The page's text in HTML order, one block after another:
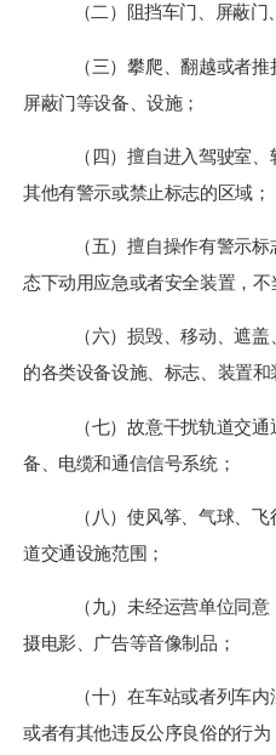
（二）阻挡车门、屏蔽
（三）攀爬、翻越或者
屏蔽门等设备、设施；
（四）擅自进入驾驶室
其他有警示或禁止标志的区域；
（五）擅自操作有警示
态下动用应急或者安全装置，不
（六）损毁、移动、遮
的各类设备设施、标志、装置和
（七）故意干扰轨道交
备、电缆和通信信号系统；
（八）使风筝、气球、
道交通设施范围；
（九）未经运营单位同
摄电影、广告等音像制品；
（十）在车站或者列车
或者有其他违反公序良俗的行为